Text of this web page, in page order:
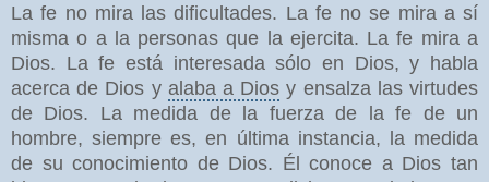
La fe no mira las dificultades. La fe no se mira a sí
misma o a la personas que la ejercita. La fe mira a
Dios. La fe está interesada sólo en Dios, y habla
acerca de Dios y alaba a Dios y ensalza las virtudes
de Dios. La medida de la fuerza de la fe de un
hombre, siempre es, en última instancia, la medida
de su conocimiento de Dios. Él conoce a Dios tan